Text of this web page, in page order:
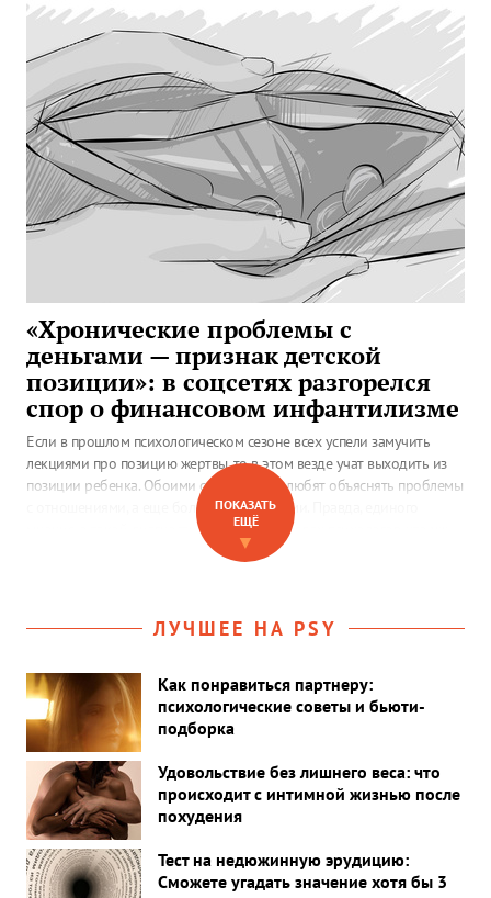
«Хронические проблемы с
деньгами — признак детской
позиции»: в соцсетях разгорелся
спор о финансовом инфантилизме
Если в прошлом психологическом сезоне всех успели замучить
лекциями про позицию жертвы, то в этом везде учат выходить из
позиции ребенка. Обоими состояниями любят объяснять проблемы
с отношениями, а еще больше — с деньгами. Правда, единого
мнения о такой диагностике нет даже в рядах психологов, что уж
говорить об остальных людях.
ПОКАЗАТЬ
ЕЩЁ
▼
ЛУЧШЕЕ НА PSY
Как понравиться партнеру:
психологические советы и бьюти-
подборка
Удовольствие без лишнего веса: что
происходит с интимной жизнью после
похудения
Тест на недюжинную эрудицию:
Сможете угадать значение хотя бы 3